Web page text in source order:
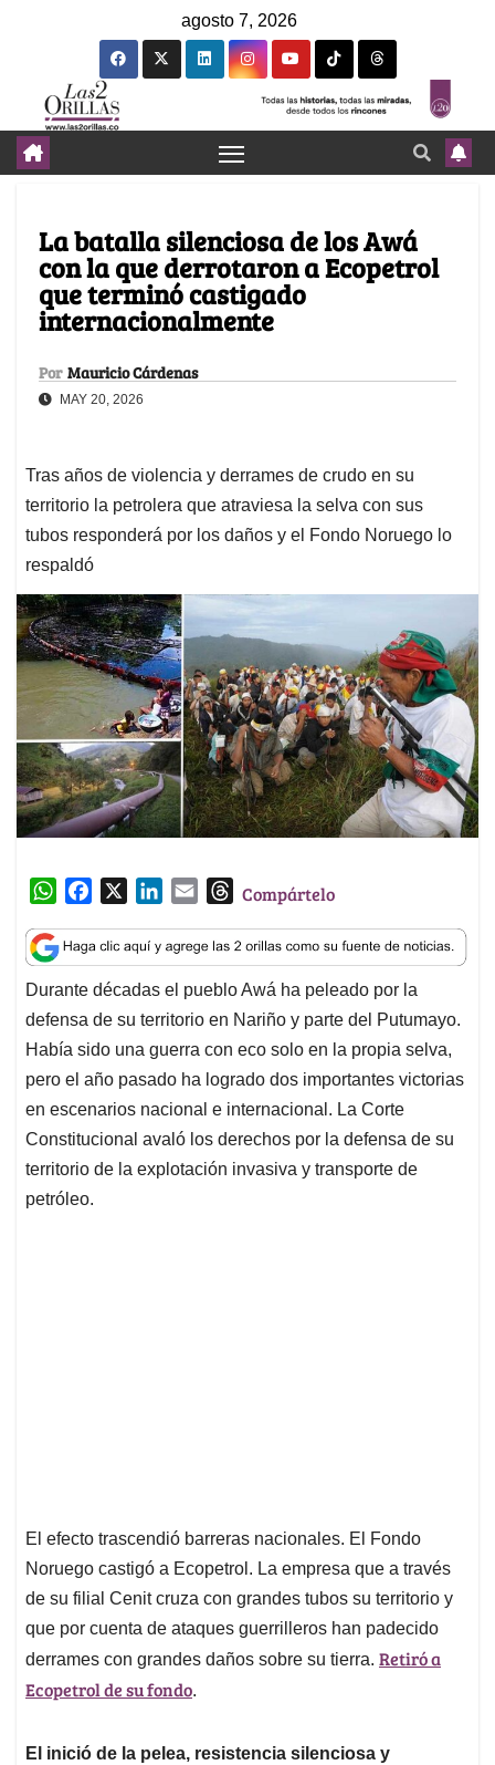
agosto 7, 2026
La batalla silenciosa de los Awá
con la que derrotaron a Ecopetrol
que terminó castigado
internacionalmente
Por Mauricio Cárdenas
MAY 20, 2026
Tras años de violencia y derrames de crudo en su
territorio la petrolera que atraviesa la selva con sus
tubos responderá por los daños y el Fondo Noruego lo
respaldó
W
a
t
s
A
p
p
c
e
b
o
o
k
n
k
e
d
I
n
a
i
l
T
r
e
a
d
s
Compártelo
Durante décadas el pueblo Awá ha peleado por la
defensa de su territorio en Nariño y parte del Putumayo.
Había sido una guerra con eco solo en la propia selva,
pero el año pasado ha logrado dos importantes victorias
en escenarios nacional e internacional. La Corte
Constitucional avaló los derechos por la defensa de su
territorio de la explotación invasiva y transporte de
petróleo.
El efecto trascendió barreras nacionales. El Fondo
Noruego castigó a Ecopetrol. La empresa que a través
de su filial Cenit cruza con grandes tubos su territorio y
que por cuenta de ataques guerrilleros han padecido
derrames con grandes daños sobre su tierra. Retiró a
Ecopetrol de su fondo.
El inició de la pelea, resistencia silenciosa y